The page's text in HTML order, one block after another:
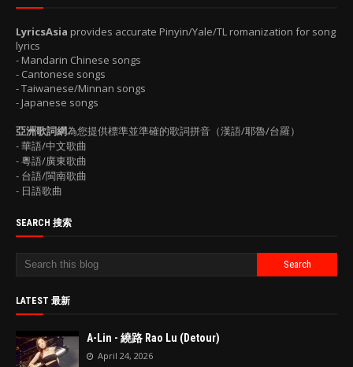
LyricsAsia provides accurate Pinyin/Yale/TL romanization for song
lyrics
- Mandarin Chinese songs
- Cantonese songs
- Taiwanese/Minnan songs
- Japanese songs
亞洲歌詞網為您提供標準並準確的歌詞拼音（漢語/耶魯/台羅）
- 華語/中文歌曲
- 粵語/廣東歌曲
- 台語/閩南歌曲
- 日語歌曲
SEARCH 搜索
LATEST 最新
A-Lin - 繞路 Rao Lu (Detour)
April 24, 2026